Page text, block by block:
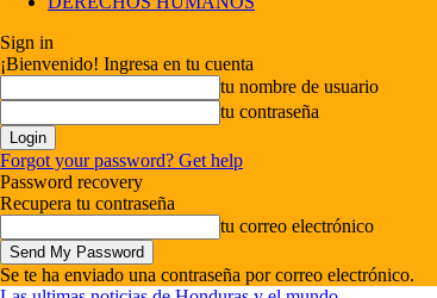
Sign in
¡Bienvenido! Ingresa en tu cuenta
tu nombre de usuario
tu contraseña
Forgot your password? Get help
Password recovery
Recupera tu contraseña
tu correo electrónico
Se te ha enviado una contraseña por correo electrónico.